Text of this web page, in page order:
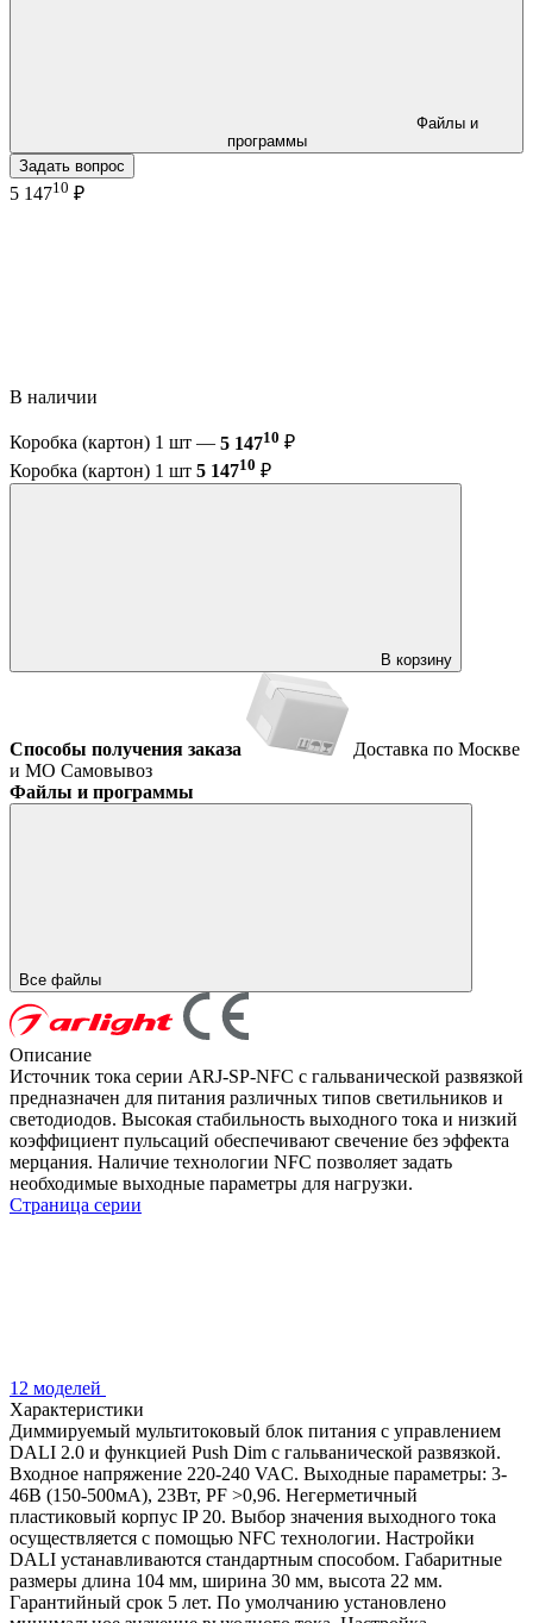
программы
Задать вопрос
5 14710 ₽
В наличии
Коробка (картон) 1 шт — 5 14710 ₽
Коробка (картон) 1 шт 5 14710 ₽
В корзину
Способы получения заказа
Доставка по Москве
и МО Самовывоз
Файлы и программы
Все файлы
Описание
Источник тока серии ARJ-SP-NFC с гальванической развязкой
предназначен для питания различных типов светильников и
светодиодов. Высокая стабильность выходного тока и низкий
коэффициент пульсаций обеспечивают свечение без эффекта
мерцания. Наличие технологии NFC позволяет задать
необходимые выходные параметры для нагрузки.
Страница серии
12 моделей
Характеристики
Диммируемый мультитоковый блок питания с управлением
DALI 2.0 и функцией Push Dim с гальванической развязкой.
Входное напряжение 220-240 VAC. Выходные параметры: 3-
46В (150-500мA), 23Вт, PF >0,96. Негерметичный
пластиковый корпус IP 20. Выбор значения выходного тока
осуществляется с помощью NFC технологии. Настройки
DALI устанавливаются стандартным способом. Габаритные
размеры длина 104 мм, ширина 30 мм, высота 22 мм.
Гарантийный срок 5 лет. По умолчанию установлено